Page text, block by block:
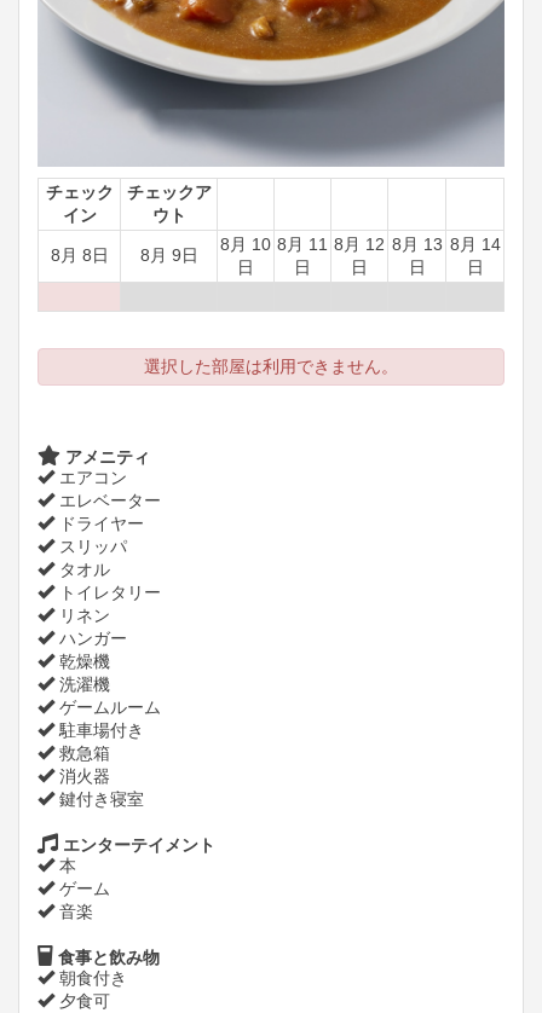
チェック
イン
チェックア
ウト
8月 8日 8月 9日
8月 10
日
8月 11
日
8月 12
日
8月 13
日
8月 14
日
選択した部屋は利用できません。
アメニティ
エアコン
エレベーター
ドライヤー
スリッパ
タオル
トイレタリー
リネン
ハンガー
乾燥機
洗濯機
ゲームルーム
駐車場付き
救急箱
消火器
鍵付き寝室
エンターテイメント
本
ゲーム
音楽
食事と飲み物
朝食付き
夕食可